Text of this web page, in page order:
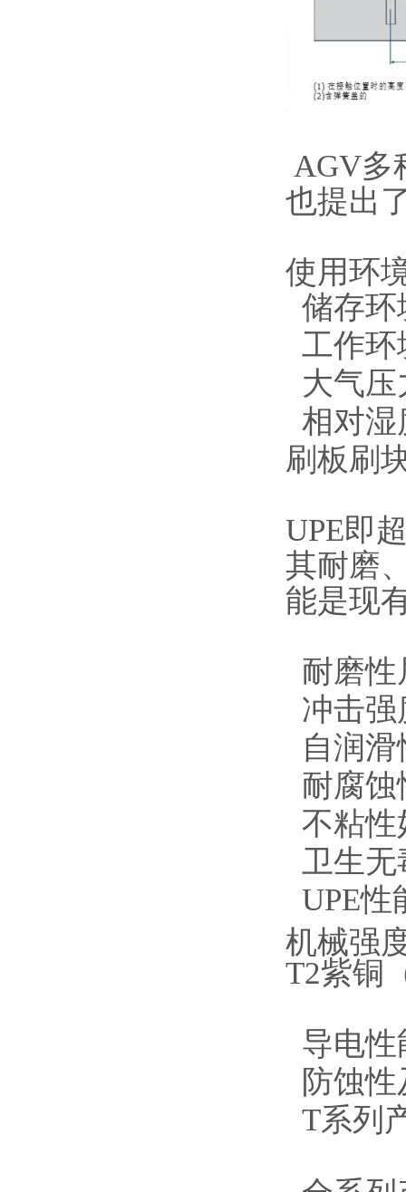
AGV多
也提出
使用环
储存
工作
大气压
相对湿
刷板刷
UPE即
其耐磨
能是现
耐磨
冲击
自润
耐腐
不粘性
卫生无
UPE
机械强
T2紫铜
导电
防蚀
T系列